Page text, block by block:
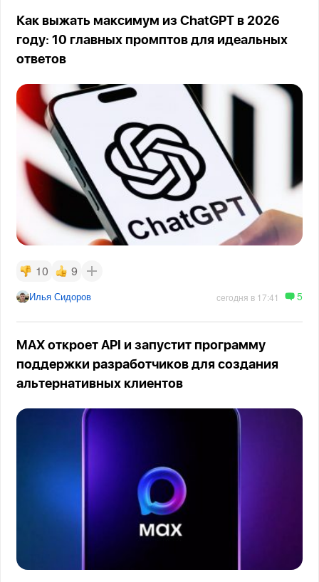
Как выжать максимум из ChatGPT в 2026
году: 10 главных промптов для идеальных
ответов
10 9
Илья Сидоров сегодня в 17:41 5
MAX откроет API и запустит программу
поддержки разработчиков для создания
альтернативных клиентов